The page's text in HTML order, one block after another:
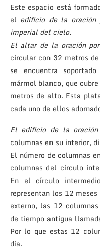
Este espacio está
el edificio de la oración
imperial del cielo.
El altar de la oración
circular con 32 metros
se encuentra
mármol blanco, que
metros de alto. Esta
cada uno de ellos
El edificio de la
columnas en su interior,
El número de columnas
columnas del círculo
En el círculo
representan los 12
externo, las 12
de tiempo antigua
Por lo que estas 12
día.